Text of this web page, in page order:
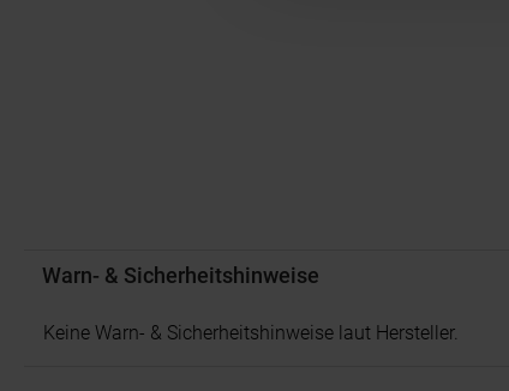
Warn- & Sicherheitshinweise
Keine Warn- & Sicherheitshinweise laut Hersteller.